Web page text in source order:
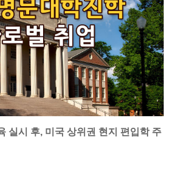
실시 후, 미국 상위권 현지 편입학 주